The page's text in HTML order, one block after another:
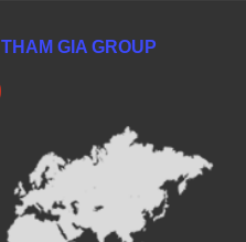
GIA GROUP